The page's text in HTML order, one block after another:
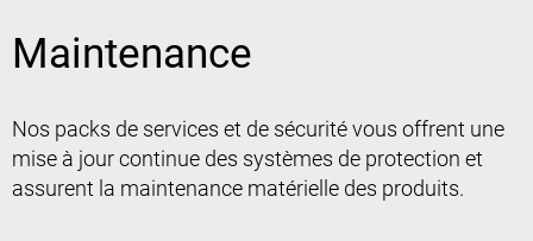
Maintenance
Nos packs de services et de sécurité vous offrent une
mise à jour continue des systèmes de protection et
assurent la maintenance matérielle des produits.